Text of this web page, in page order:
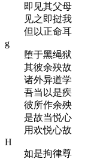
即见其父母
见之即挝我
但以正命耳
g
堕于黑绳狱
其彼余殃故
诸外异道学
吾当以是疾
彼所作余殃
是故当悦心
用欢悦心故
H
如是拘律尊